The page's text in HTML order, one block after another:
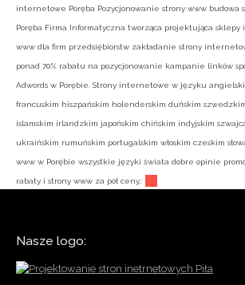
internetowe Poręba Pozycjonowanie strony www
Poręba Firma Informatyczna tworząca projektująca
www dla firm przedsiębiorstw zakładanie strony
ponad 70% rabatu na pozycjonowanie kampanie linków
Adwords w Porębie. Strony internetowe w języku
francuskim hiszpańskim holenderskim duńskim
islamskim irlandzkim japońskim chińskim indyjskim
ukraińskim rumuńskim portugalskim włoskim czeskim
www w Porębie wszystkie języki świata dobre opinie
rabaty i strony www za pół ceny.:
Nasze logo: